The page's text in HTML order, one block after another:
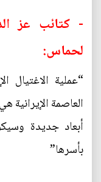
- كتائب عز
لحماس:
“عملية الاغتيال
العاصمة
أبعاد جديدة
بأسرها”